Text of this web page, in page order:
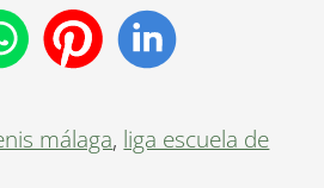
málaga, liga escuela de